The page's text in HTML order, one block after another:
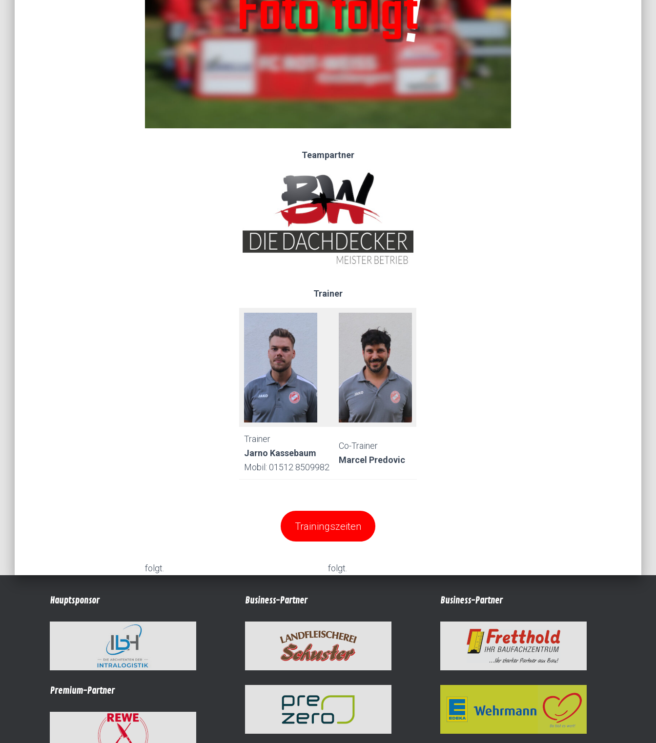
Teampartner
Trainer
Trainer
Jarno Kassebaum
Mobil: 01512 8509982
Co-Trainer
Marcel Predovic
Trainingszeiten
folgt. folgt.
Hauptsponsor
Premium-Partner
Business-Partner Business-Partner